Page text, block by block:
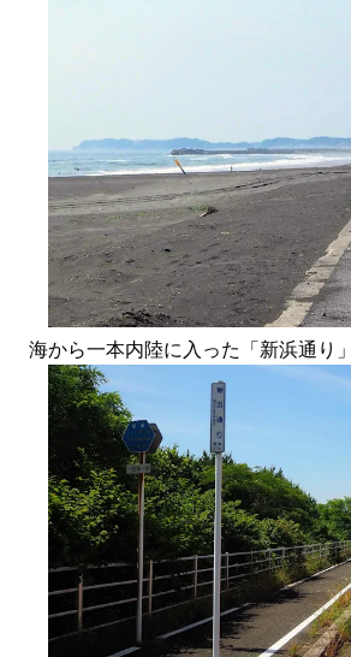
海から一本内陸に入った「新浜通り